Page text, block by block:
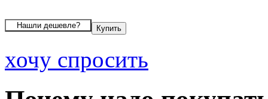
хочу спросить